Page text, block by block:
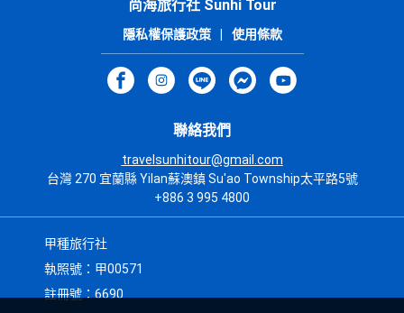
尚海旅行社 Sunhi Tour
隱私權保護政策 使用條款
聯絡我們
travelsunhitour@gmail.com
台灣 270 宜蘭縣 Yilan蘇澳鎮 Su'ao Township太平路5號
+886 3 995 4800
甲種旅行社
執照號：甲00571
註冊號：6690